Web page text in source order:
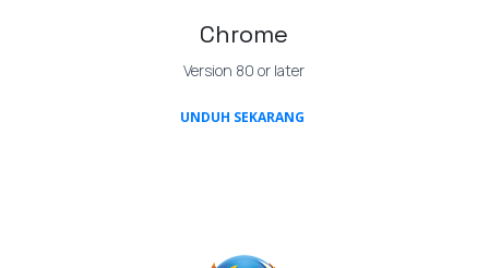
Chrome
Version 80 or later
UNDUH SEKARANG